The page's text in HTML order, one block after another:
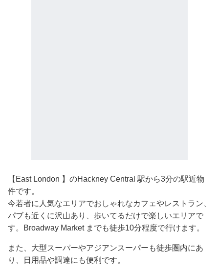
【East London 】のHackney Central 駅から3分の駅近物
件です。
今若者に人気なエリアでおしゃれなカフェやレストラン、
パブも近くに沢山あり、歩いてるだけで楽しいエリアで
す。Broadway Market までも徒歩10分程度で行けます。
また、大型スーパーやアジアンスーパーも徒歩圏内にあ
り、日用品や調達にも便利です。